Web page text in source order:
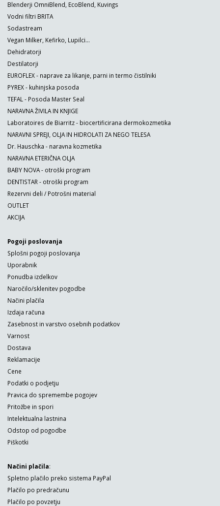
Blenderji OmniBlend, EcoBlend, Kuvings
Vodni filtri BRITA
Sodastream
Vegan Milker, Kefirko, Lupilci...
Dehidratorji
Destilatorji
EUROFLEX - naprave za likanje, parni in termo čistilniki
PYREX - kuhinjska posoda
TEFAL - Posoda Master Seal
NARAVNA ŽIVILA IN KNJIGE
Laboratoires de Biarritz - biocertificirana dermokozmetika
NARAVNI SPREJI, OLJA IN HIDROLATI ZA NEGO TELESA
Dr. Hauschka - naravna kozmetika
NARAVNA ETERIČNA OLJA
BABY NOVA - otroški program
DENTISTAR - otroški program
Rezervni deli / Potrošni material
OUTLET
AKCIJA
Pogoji poslovanja
Splošni pogoji poslovanja
Uporabnik
Ponudba izdelkov
Naročilo/sklenitev pogodbe
Načini plačila
Izdaja računa
Zasebnost in varstvo osebnih podatkov
Varnost
Dostava
Reklamacije
Cene
Podatki o podjetju
Pravica do spremembe pogojev
Pritožbe in spori
Intelektualna lastnina
Odstop od pogodbe
Piškotki
Načini plačila:
Spletno plačilo preko sistema PayPal
Plačilo po predračunu
Plačilo po povzetju